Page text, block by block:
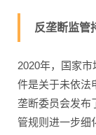
反垄断监管
2020年，国家
件是关于未依法
垄断委员会发布
管规则进一步细